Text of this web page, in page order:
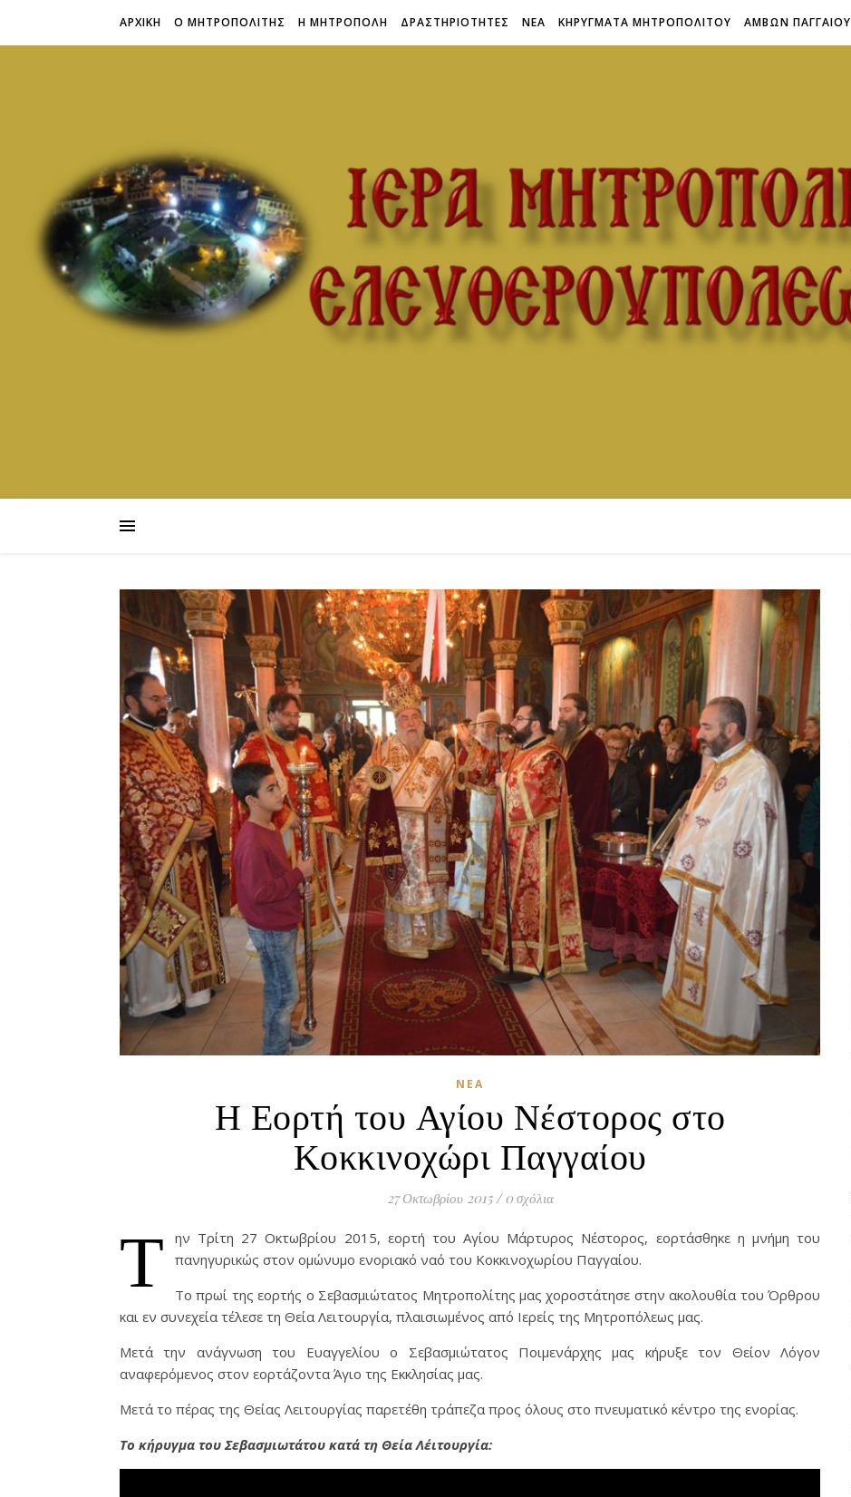
ΑΡΧΙΚΗ Ο ΜΗΤΡΟΠΟΛΙΤΗΣ Η ΜΗΤΡΟΠΟΛΗ ΔΡΑΣΤΗΡΙΟΤΗΤΕΣ ΝΕΑ ΚΗΡΥΓΜΑΤΑ ΜΗΤΡΟΠΟΛΙΤΟΥ ΑΜΒΩΝ ΠΑΓΓΑΙΟΥ
ΝΈΑ
Η Εορτή του Αγίου Νέστορος στο
Κοκκινοχώρι Παγγαίου
27 Οκτωβρίου 2015 / 0 σχόλια
Τ
ην Τρίτη 27 Οκτωβρίου 2015, εορτή του Αγίου Μάρτυρος Νέστορος, εορτάσθηκε η μνήμη του
πανηγυρικώς στον ομώνυμο ενοριακό ναό του Κοκκινοχωρίου Παγγαίου.
Το πρωί της εορτής ο Σεβασμιώτατος Μητροπολίτης μας χοροστάτησε στην ακολουθία του Όρθρου
και εν συνεχεία τέλεσε τη Θεία Λειτουργία, πλαισιωμένος από Ιερείς της Μητροπόλεως μας.
Μετά την ανάγνωση του Ευαγγελίου ο Σεβασμιώτατος Ποιμενάρχης μας κήρυξε τον Θείον Λόγον
αναφερόμενος στον εορτάζοντα Άγιο της Εκκλησίας μας.
Μετά το πέρας της Θείας Λειτουργίας παρετέθη τράπεζα προς όλους στο πνευματικό κέντρο της ενορίας.
Το κήρυγμα του Σεβασμιωτάτου κατά τη Θεία Λέιτουργία: